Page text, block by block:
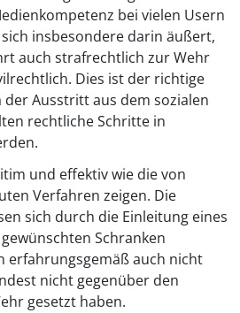
bei vielen Usern
insbesondere darin äußert,
auch strafrechtlich zur Wehr
Dies ist der richtige
Ausstritt aus dem sozialen
rechtliche Schritte in
und effektiv wie die von
Verfahren zeigen. Die
sich durch die Einleitung eines
Schranken
erfahrungsgemäß auch nicht
nicht gegenüber den
gesetzt haben.